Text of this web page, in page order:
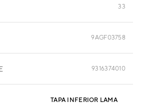
33
9AGF03758
9316374010
TAPA INFERIOR LAMA